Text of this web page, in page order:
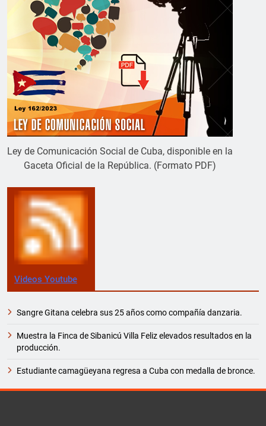
Ley de Comunicación Social de Cuba, disponible en la
Gaceta Oficial de la República. (Formato PDF)
Videos Youtube
Sangre Gitana celebra sus 25 años como compañía danzaria.
Muestra la Finca de Sibanicú Villa Feliz elevados resultados en la
producción.
Estudiante camagüeyana regresa a Cuba con medalla de bronce.